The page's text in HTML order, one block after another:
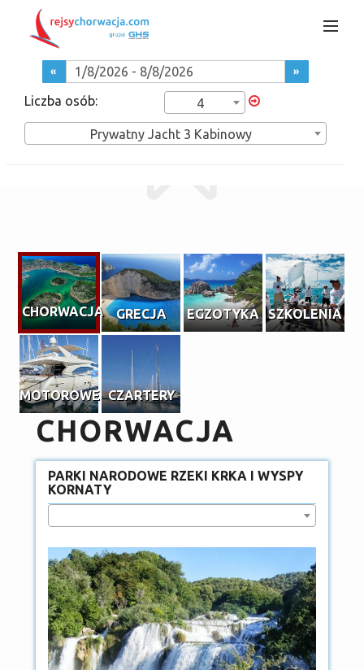
« »
Liczba osób: 4
Prywatny Jacht 3 Kabinowy
CHORWACJA GRECJA EGZOTYKA SZKOLENIA
MOTOROWE CZARTERY
CHORWACJA
PARKI NARODOWE RZEKI KRKA I WYSPY
KORNATY